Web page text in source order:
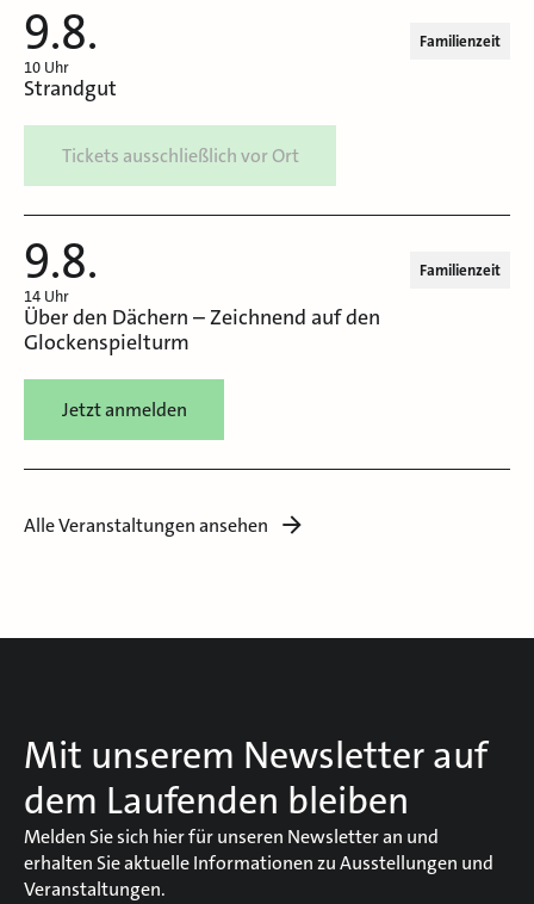
9.8.
10 Uhr
Familienzeit
Strandgut
Tickets ausschließlich vor Ort
9.8.
14 Uhr
Familienzeit
Über den Dächern – Zeichnend auf den
Glockenspielturm
Jetzt anmelden
Alle Veranstaltungen ansehen
Mit unserem Newsletter auf
dem Laufenden bleiben
Melden Sie sich hier für unseren Newsletter an und
erhalten Sie aktuelle Informationen zu Ausstellungen und
Veranstaltungen.